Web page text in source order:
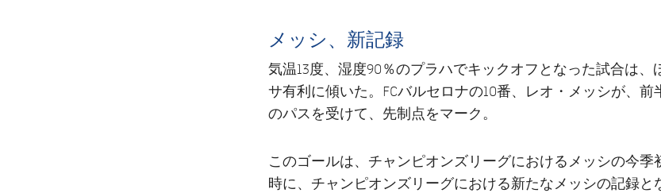
メッシ、新記録
気温13度、湿度90％のプラハでキックオフとなった試合は、
サ有利に傾いた。FCバルセロナの10番、レオ・メッシが、前
のパスを受けて、先制点をマーク。
このゴールは、チャンピオンズリーグにおけるメッシの今季
時に、チャンピオンズリーグにおける新たなメッシの記録と